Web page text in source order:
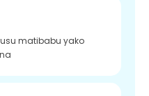
matibabu yako